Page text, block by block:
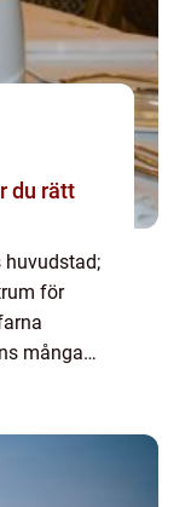
huvudstad;
för
många